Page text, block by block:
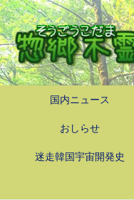
国内ニュース
おしらせ
迷走韓国宇宙開発史